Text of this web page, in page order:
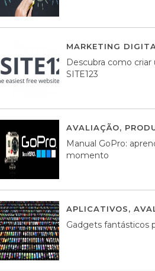
MARKETING
Descubra como
SITE123
AVALIAÇÃO,
Manual GoPro:
momento
APLICATIVOS,
Gadgets fantásticos